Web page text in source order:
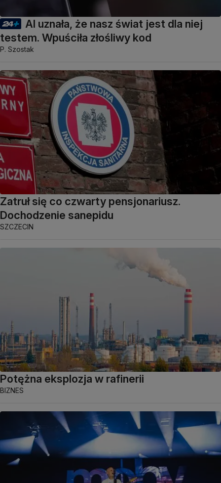
AI uznała, że nasz świat jest dla niej
testem. Wpuściła złośliwy kod
P. Szostak
Zatruł się co czwarty pensjonariusz.
Dochodzenie sanepidu
SZCZECIN
Potężna eksplozja w rafinerii
BIZNES